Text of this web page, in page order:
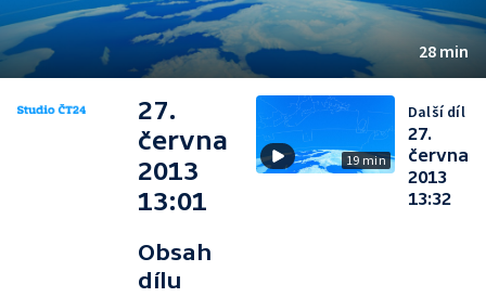
28 min
27.
června
2013
13:01
Obsah
dílu
19 min
Další díl
27.
června
2013
13:32